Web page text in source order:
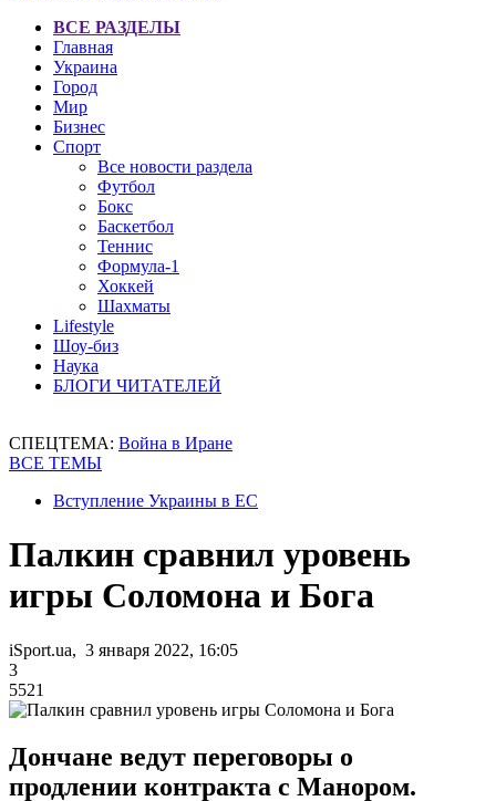
ВСЕ РАЗДЕЛЫ
Главная
Украина
Город
Мир
Бизнес
Спорт
Все новости раздела
Футбол
Бокс
Баскетбол
Теннис
Формула-1
Хоккей
Шахматы
Lifestyle
Шоу-биз
Наука
БЛОГИ ЧИТАТЕЛЕЙ
СПЕЦТЕМА: Война в Иране
ВСЕ ТЕМЫ
Вступление Украины в ЕС
Палкин сравнил уровень
игры Соломона и Бога
iSport.ua, 3 января 2022, 16:05
3
5521
Дончане ведут переговоры о
продлении контракта с Манором.